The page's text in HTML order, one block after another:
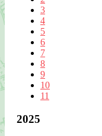
3
4
5
6
7
8
9
10
11
2025